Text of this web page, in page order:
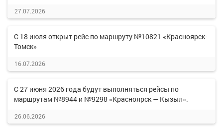
27.07.2026
С 18 июля открыт рейс по маршруту №10821 «Красноярск-
Томск»
16.07.2026
С 27 июня 2026 года будут выполняться рейсы по
маршрутам №8944 и №9298 «Красноярск — Кызыл».
26.06.2026